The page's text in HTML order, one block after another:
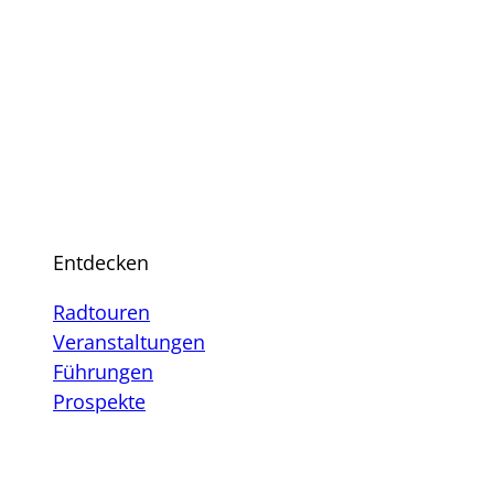
Entdecken
Radtouren
Veranstaltungen
Führungen
Prospekte